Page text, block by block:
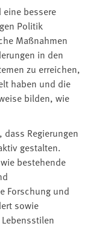
eine bessere
Politik
Maßnahmen
in den
zu erreichen,
haben und die
bilden, wie
Regierungen
gestalten.
bestehende
Forschung und
sowie